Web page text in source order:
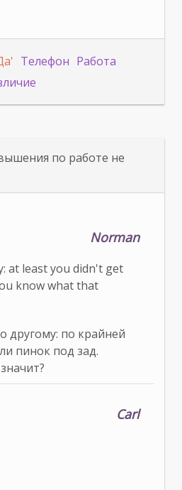
Телефон Работа
по работе не
Norman
at least you didn't get
know what that
другому: по крайней
пинок под зад.
Carl